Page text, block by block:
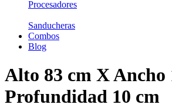
Procesadores
Sanducheras
Combos
Blog
Alto 83 cm X Ancho
Profundidad 10 cm